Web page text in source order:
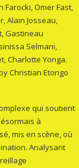
Farocki, Omer Fast,
Alain Josseau,
Gastineau
Selmani,
Charlotte Yonga.
Christian Etongo
qui soutient
à
mis en scène, où
Analysant